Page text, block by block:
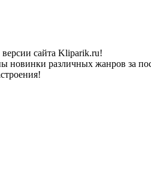
сайта Kliparik.ru!
новинки различных жанров за